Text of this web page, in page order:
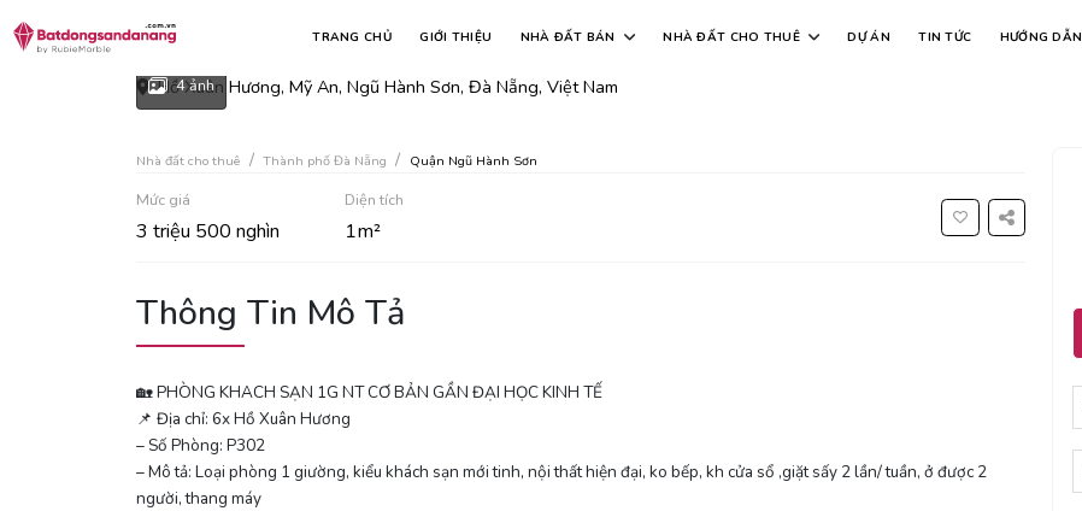
TRANG CHỦ GIỚI THIỆU NHÀ ĐẤT BÁN NHÀ ĐẤT CHO THUÊ DỰ ÁN TIN TỨC HƯỚNG DẪN
Phòng khach sạn 1g nt cơ bản gần đại học kinh tế
Hồ Xuân Hương, Mỹ An, Ngũ Hành Sơn, Đà Nẵng, Việt Nam
4 ảnh
Nhà đất cho thuê Thành phố Đà Nẵng Quận Ngũ Hành Sơn
Mức giá
3 triệu 500 nghìn
Diện tích
1m²
Thông Tin Mô Tả
🏡 PHÒNG KHACH SẠN 1G NT CƠ BẢN GẦN ĐẠI HỌC KINH TẾ
📌 Địa chỉ: 6x Hồ Xuân Hương
– Số Phòng: P302
– Mô tả: Loại phòng 1 giường, kiểu khách sạn mới tinh, nội thất hiện đại, ko bếp, kh cửa sổ ,giặt sấy 2 lần/ tuần, ở được 2
người, thang máy